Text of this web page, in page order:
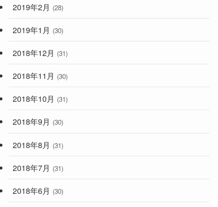
2019年2月 (28)
2019年1月 (30)
2018年12月 (31)
2018年11月 (30)
2018年10月 (31)
2018年9月 (30)
2018年8月 (31)
2018年7月 (31)
2018年6月 (30)